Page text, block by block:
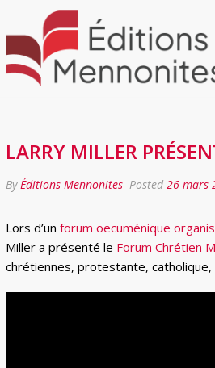
LARRY MILLER
ByÉditions Mennonites Posted 26 mars
Lors d’un forum oecuménique
Miller a présenté le Forum Chrétien
chrétiennes, protestante, catholique,